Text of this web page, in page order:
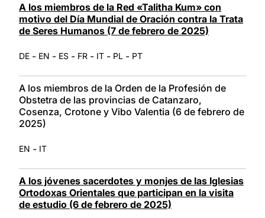
A los miembros de la Red «Talitha Kum» con
motivo del Día Mundial de Oración contra la Trata
de Seres Humanos (7 de febrero de 2025)
DE - EN - ES - FR - IT - PL - PT
A los miembros de la Orden de la Profesión de
Obstetra de las provincias de Catanzaro,
Cosenza, Crotone y Vibo Valentia (6 de febrero de
2025)
EN - IT
A los jóvenes sacerdotes y monjes de las Iglesias
Ortodoxas Orientales que participan en la visita
de estudio (6 de febrero de 2025)